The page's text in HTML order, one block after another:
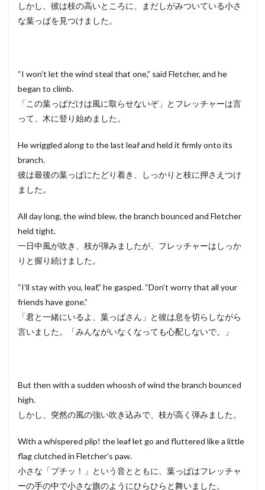
しかし、彼は枝の高いところに、まだしがみついている小さ
な葉っぱを見つけました。
“I won’t let the wind steal that one,” said Fletcher, and he
began to climb.
「この葉っぱだけは風に取らせないぞ」とフレッチャーは言
って、木に登り始めました。
He wriggled along to the last leaf and held it firmly onto its
branch.
彼は最後の葉っぱにたどり着き、しっかりと枝に押さえつけ
ました。
All day long, the wind blew, the branch bounced and Fletcher
held tight.
一日中風が吹き、枝が弾みましたが、フレッチャーはしっか
りと握り続けました。
“I’ll stay with you, leaf,” he gasped. “Don’t worry that all your
friends have gone.”
「君と一緒にいるよ、葉っぱさん」と彼は息を切らしながら
言いました。「みんながいなくなっても心配しないで。」
But then with a sudden whoosh of wind the branch bounced
high.
しかし、突然の風の強い吹き込みで、枝が高く弾みました。
With a whispered plip! the leaf let go and fluttered like a little
flag clutched in Fletcher’s paw.
小さな「プチッ！」という音とともに、葉っぱはフレッチャ
ーの手の中で小さな旗のようにひらひらと舞いました。